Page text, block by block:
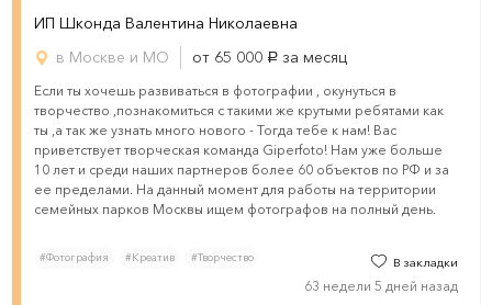
ИП Шконда Валентина Николаевна
в Москве и МО
от 65 000 руб. за месяц
Если ты хочешь развиваться в фотографии , окунуться в
творчество ,познакомиться с такими же крутыми ребятами как
ты ,а так же узнать много нового - Тогда тебе к нам! Вас
приветствует творческая команда Giperfoto! Нам уже больше
10 лет и среди наших партнеров более 60 объектов по РФ и за
ее пределами. На данный момент для работы на территории
семейных парков Москвы ищем фотографов на полный день.
#Фотография #Креатив #Творчество В закладки
63 недели 5 дней назад